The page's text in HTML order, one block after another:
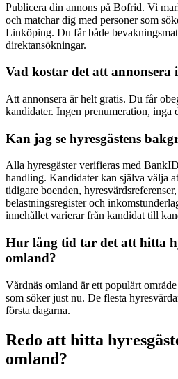
Publicera din annons på Bofrid. Vi
och matchar dig med personer som
Linköping. Du får både
direktansökningar.
Vad kostar det att annonsera
Att annonsera är helt gratis. Du får
kandidater. Ingen prenumeration, inga
Kan jag se hyresgästens
Alla hyresgäster verifieras med
handling. Kandidater kan själva välja
tidigare boenden,
belastningsregister och
innehållet varierar från kandidat till
Hur lång tid tar det att hitta
omland?
Vårdnäs omland är ett populärt
som söker just nu. De flesta
första dagarna.
Redo att hitta
omland?